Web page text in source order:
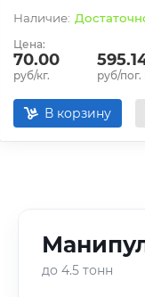
Цена:
70.00
руб/кг. руб/пог.
В корзину
до 4.5 тонн